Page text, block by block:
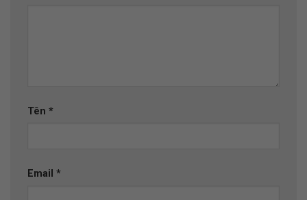
Tên *
Email *